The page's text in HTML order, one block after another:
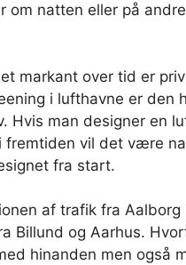
om natten eller på
markant over tid er
i lufthavne er den
Hvis man designer en
vil det være
fra start.
af trafik fra
Billund og Aarhus.
hinanden men også